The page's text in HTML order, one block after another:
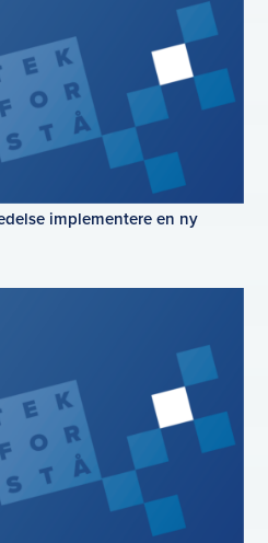
implementere en ny